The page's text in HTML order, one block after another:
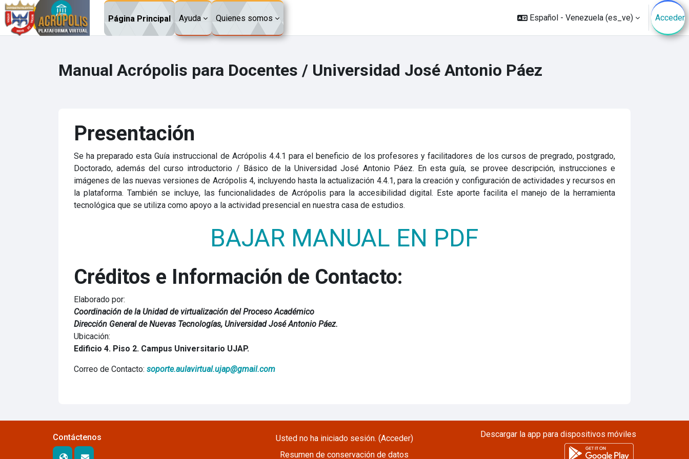
Saltar al contenido principal
Página Principal
Ayuda Quienes somos Español - Venezuela ‎(es_ve)‎ Acceder
Manual Acrópolis para Docentes / Universidad José Antonio Páez
Presentación
Se ha preparado esta Guía instruccional de Acrópolis 4.4.1 para el beneficio de los profesores y facilitadores de los cursos de pregrado, postgrado,
Doctorado, además del curso introductorio / Básico de la Universidad José Antonio Páez. En esta guía, se provee descripción, instrucciones e
imágenes de las nuevas versiones de Acrópolis 4, incluyendo hasta la actualización 4.4.1, para la creación y configuración de actividades y recursos en
la plataforma. También se incluye, las funcionalidades de Acrópolis para la accesibilidad digital. Este aporte facilita el manejo de la herramienta
tecnológica que se utiliza como apoyo a la actividad presencial en nuestra casa de estudios.
BAJAR MANUAL EN PDF
Créditos e Información de Contacto:
Elaborado por:
Coordinación de la Unidad de virtualización del Proceso Académico
Dirección General de Nuevas Tecnologías, Universidad José Antonio Páez.
Ubicación:
Edificio 4. Piso 2. Campus Universitario UJAP.
Correo de Contacto: soporte.aulavirtual.ujap@gmail.com
Contáctenos Usted no ha iniciado sesión. (Acceder)
Resumen de conservación de datos
Descargar la app para dispositivos móviles